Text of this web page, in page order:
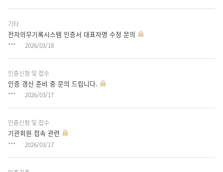
목
-
번
류,
제
작
성
자,
작
성
일
기타
전자의무기록시스템 인증서 대표자명 수정 문의
*** 2026/03/18
인증신청 및 접수
인증 갱신 준비 중 문의 드립니다.
*** 2026/03/17
인증신청 및 접수
기관회원 접속 관련
*** 2026/03/17